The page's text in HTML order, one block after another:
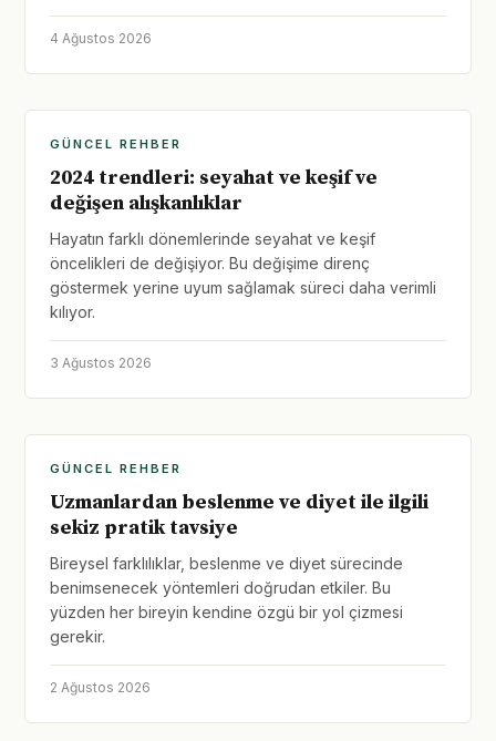
4 Ağustos 2026
GÜNCEL REHBER
2024 trendleri: seyahat ve keşif ve
değişen alışkanlıklar
Hayatın farklı dönemlerinde seyahat ve keşif
öncelikleri de değişiyor. Bu değişime direnç
göstermek yerine uyum sağlamak süreci daha verimli
kılıyor.
3 Ağustos 2026
GÜNCEL REHBER
Uzmanlardan beslenme ve diyet ile ilgili
sekiz pratik tavsiye
Bireysel farklılıklar, beslenme ve diyet sürecinde
benimsenecek yöntemleri doğrudan etkiler. Bu
yüzden her bireyin kendine özgü bir yol çizmesi
gerekir.
2 Ağustos 2026